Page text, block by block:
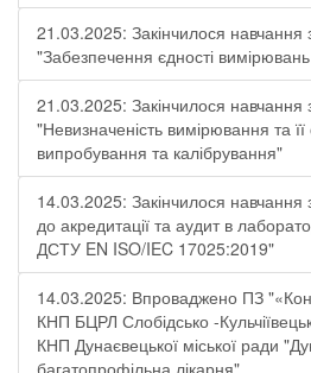
21.03.2025: Закінчилося навчання
"Забезпечення єдності
21.03.2025: Закінчилося навчання
"Невизначеність вимірювання та
випробування та калібрування"
14.03.2025: Закінчилося навчання
до акредитації та аудит в
ДСТУ EN ISO/IEC 17025:2019"
14.03.2025: Впроваджено ПЗ
КНП БЦРЛ Слобідсько -
КНП Дунаєвецької міської ради
багатопрофільна лікарня"